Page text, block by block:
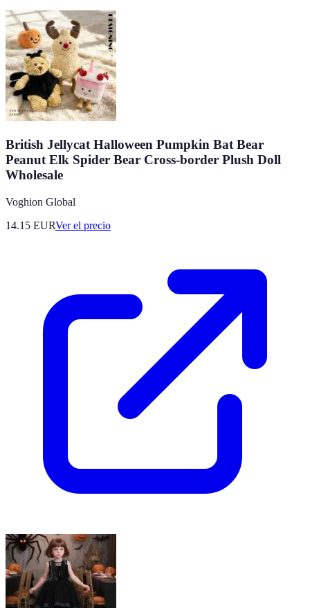
British Jellycat Halloween Pumpkin Bat Bear
Peanut Elk Spider Bear Cross-border Plush Doll
Wholesale
Voghion Global
14.15 EURVer el precio